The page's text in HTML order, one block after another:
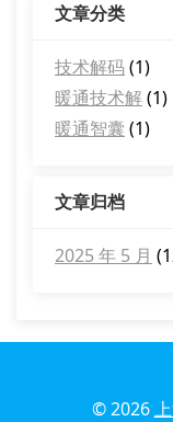
文章分类
技术解码 (1)
暖通技术解(1)
暖通智囊 (1)
文章归档
2025 年 5 月
© 2026